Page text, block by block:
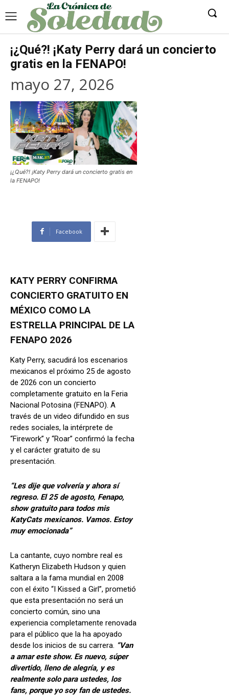
¡¿Qué?! ¡Katy Perry dará un concierto
gratis en la FENAPO!
mayo 27, 2026
¡¿Qué?! ¡Katy Perry dará un concierto gratis en
la FENAPO!
Facebook
KATY PERRY CONFIRMA
CONCIERTO GRATUITO EN
MÉXICO COMO LA
ESTRELLA PRINCIPAL DE LA
FENAPO 2026
Katy Perry, sacudirá los escenarios
mexicanos el próximo 25 de agosto
de 2026 con un concierto
completamente gratuito en la Feria
Nacional Potosina (FENAPO). A
través de un video difundido en sus
redes sociales, la intérprete de
“Firework” y “Roar” confirmó la fecha
y el carácter gratuito de su
presentación.
“Les dije que volvería y ahora sí
regreso. El 25 de agosto, Fenapo,
show gratuito para todos mis
KatyCats mexicanos. Vamos. Estoy
muy emocionada”
La cantante, cuyo nombre real es
Katheryn Elizabeth Hudson y quien
saltara a la fama mundial en 2008
con el éxito “I Kissed a Girl”, prometió
que esta presentación no será un
concierto común, sino una
experiencia completamente renovada
para el público que la ha apoyado
desde los inicios de su carrera. “Van
a amar este show. Es nuevo, súper
divertido, lleno de alegría, y es
realmente solo para ustedes, los
fans, porque yo soy fan de ustedes.